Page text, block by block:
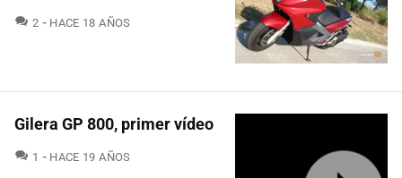
2 COMENTARIOS
HACE 18 AÑOS
Gilera GP 800, primer vídeo
1 COMENTARIOS
HACE 19 AÑOS